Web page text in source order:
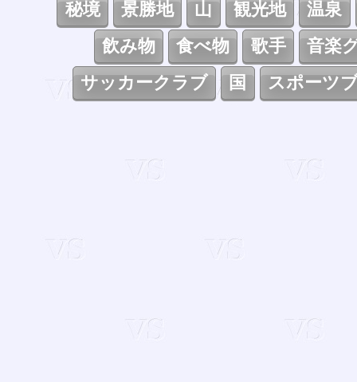
秘境
景勝地 山 観光地
温泉
飲み物
食べ物 歌手
音楽
サッカークラブ
国 スポーツ